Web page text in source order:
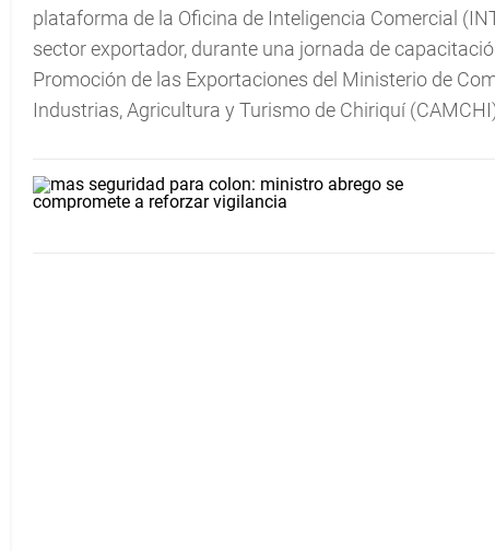
plataforma de la Oficina de Inteligencia Comercial
sector exportador, durante una jornada de
Promoción de las Exportaciones del Ministerio de
Industrias, Agricultura y Turismo de Chiriquí